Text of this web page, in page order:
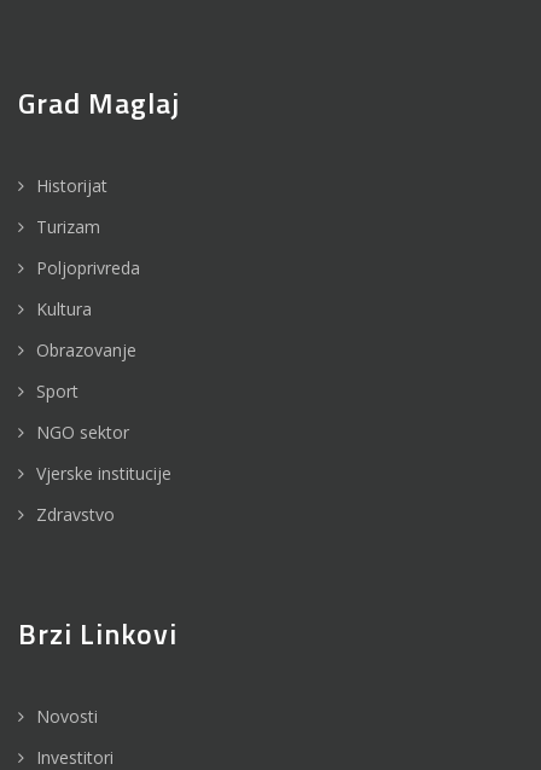
Grad Maglaj
Historijat
Turizam
Poljoprivreda
Kultura
Obrazovanje
Sport
NGO sektor
Vjerske institucije
Zdravstvo
Brzi Linkovi
Novosti
Investitori